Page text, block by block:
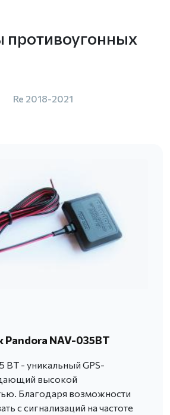
противоугонных
Re 2018-2021
Pandora NAV-035BT
BT - уникальный GPS-
высокой
Благодаря возможности
с сигнализаций на частоте